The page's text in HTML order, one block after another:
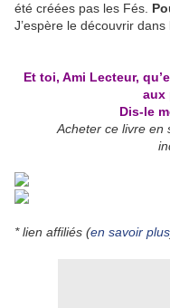
été créées pas les Fés.
J’espère le découvrir
Et toi, Ami Lecteur,
aux
Dis-le
Acheter ce livre en
* lien affiliés (en savoir plus